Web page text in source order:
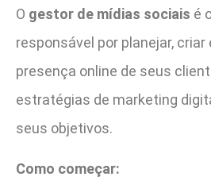
O gestor de mídias sociais é
responsável por planejar, criar
presença online de seus
estratégias de marketing
seus objetivos.
Como começar: